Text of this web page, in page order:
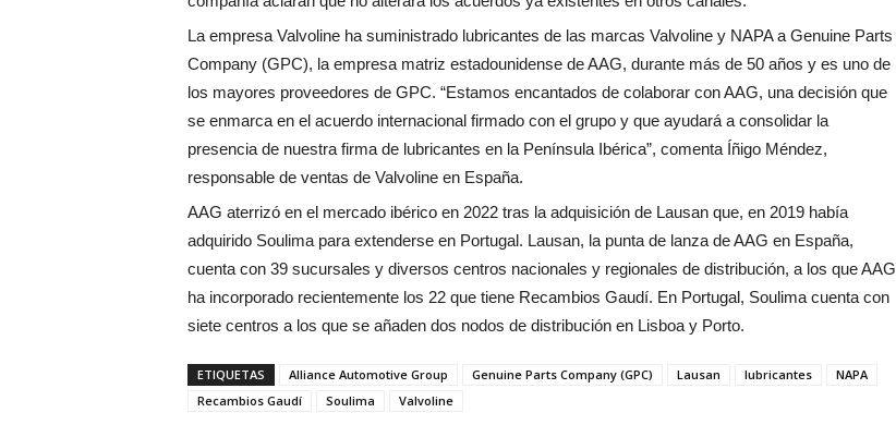
La empresa Valvoline ha suministrado lubricantes de las marcas Valvoline y NAPA a Genuine Parts
Company (GPC), la empresa matriz estadounidense de AAG, durante más de 50 años y es uno de
los mayores proveedores de GPC. “Estamos encantados de colaborar con AAG, una decisión que
se enmarca en el acuerdo internacional firmado con el grupo y que ayudará a consolidar la
presencia de nuestra firma de lubricantes en la Península Ibérica”, comenta Íñigo Méndez,
responsable de ventas de Valvoline en España.
AAG aterrizó en el mercado ibérico en 2022 tras la adquisición de Lausan que, en 2019 había
adquirido Soulima para extenderse en Portugal. Lausan, la punta de lanza de AAG en España,
cuenta con 39 sucursales y diversos centros nacionales y regionales de distribución, a los que AAG
ha incorporado recientemente los 22 que tiene Recambios Gaudí. En Portugal, Soulima cuenta con
siete centros a los que se añaden dos nodos de distribución en Lisboa y Porto.
ETIQUETAS Alliance Automotive Group Genuine Parts Company (GPC) Lausan lubricantes
NAPA
Recambios Gaudí
Soulima Valvoline